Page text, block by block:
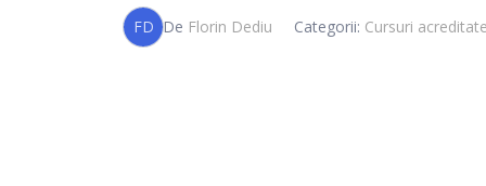
FD De Florin Dediu Categorii: Cursuri